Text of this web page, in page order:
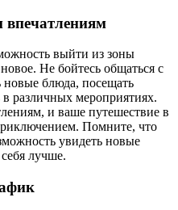
выйти из зоны
Не бойтесь общаться с
блюда, посещать
различных мероприятиях.
и ваше путешествие в
Помните, что
увидеть новые
лучше.